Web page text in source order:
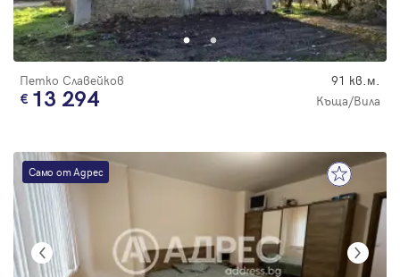
Петко Славейков 91 кв.м.
13 294 Къща/Вила
Само от Адрес
Парола
Забравена парола